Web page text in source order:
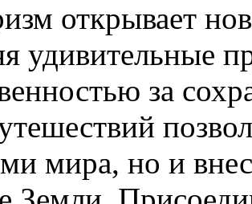
открывает
удивительные
за
мира, но и